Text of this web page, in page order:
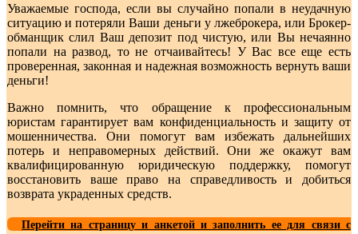
Уважаемые господа, если вы случайно попали в неудачную
ситуацию и потеряли Ваши деньги у лжеброкера, или Брокер-
обманщик слил Ваш депозит под чистую, или Вы нечаянно
попали на развод, то не отчаивайтесь! У Вас все еще есть
проверенная, законная и надежная возможность вернуть ваши
деньги!
Важно помнить, что обращение к профессиональным
юристам гарантирует вам конфиденциальность и защиту от
мошенничества. Они помогут вам избежать дальнейших
потерь и неправомерных действий. Они же окажут вам
квалифицированную юридическую поддержку, помогут
восстановить ваше право на справедливость и добиться
возврата украденных средств.
Перейти на страницу и анкетой и заполнить ее для связи с